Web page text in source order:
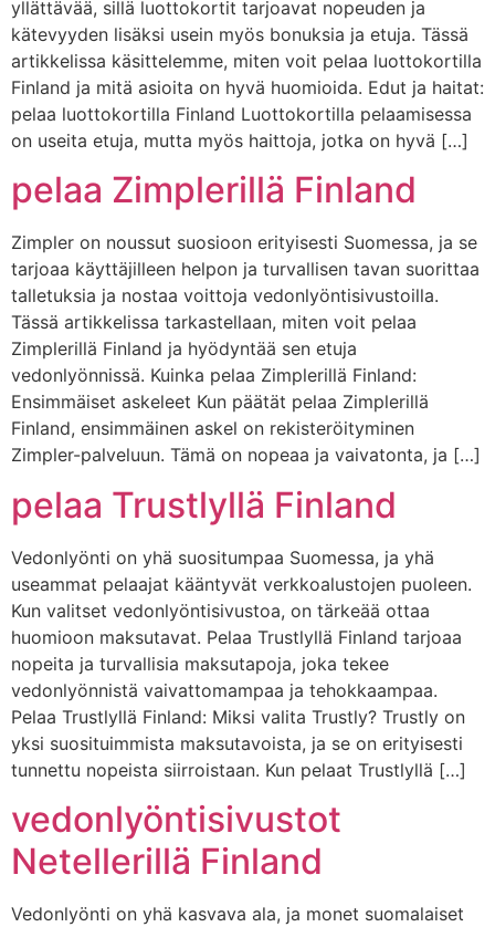
yllättävää, sillä luottokortit tarjoavat nopeuden ja
kätevyyden lisäksi usein myös bonuksia ja etuja. Tässä
artikkelissa käsittelemme, miten voit pelaa luottokortilla
Finland ja mitä asioita on hyvä huomioida. Edut ja haitat:
pelaa luottokortilla Finland Luottokortilla pelaamisessa
on useita etuja, mutta myös haittoja, jotka on hyvä […]
pelaa Zimplerillä Finland
Zimpler on noussut suosioon erityisesti Suomessa, ja se
tarjoaa käyttäjilleen helpon ja turvallisen tavan suorittaa
talletuksia ja nostaa voittoja vedonlyöntisivustoilla.
Tässä artikkelissa tarkastellaan, miten voit pelaa
Zimplerillä Finland ja hyödyntää sen etuja
vedonlyönnissä. Kuinka pelaa Zimplerillä Finland:
Ensimmäiset askeleet Kun päätät pelaa Zimplerillä
Finland, ensimmäinen askel on rekisteröityminen
Zimpler-palveluun. Tämä on nopeaa ja vaivatonta, ja […]
pelaa Trustlyllä Finland
Vedonlyönti on yhä suositumpaa Suomessa, ja yhä
useammat pelaajat kääntyvät verkkoalustojen puoleen.
Kun valitset vedonlyöntisivustoa, on tärkeää ottaa
huomioon maksutavat. Pelaa Trustlyllä Finland tarjoaa
nopeita ja turvallisia maksutapoja, joka tekee
vedonlyönnistä vaivattomampaa ja tehokkaampaa.
Pelaa Trustlyllä Finland: Miksi valita Trustly? Trustly on
yksi suosituimmista maksutavoista, ja se on erityisesti
tunnettu nopeista siirroistaan. Kun pelaat Trustlyllä […]
vedonlyöntisivustot
Netellerillä Finland
Vedonlyönti on yhä kasvava ala, ja monet suomalaiset